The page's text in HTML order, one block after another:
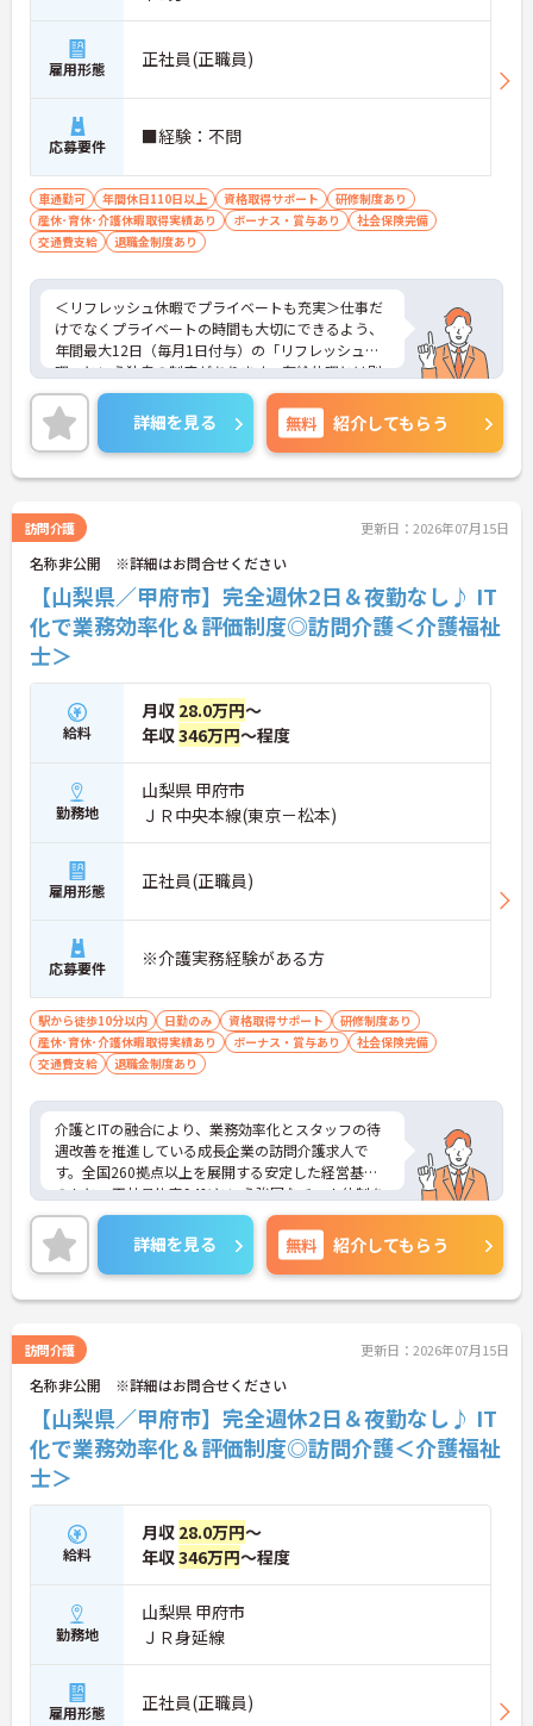
・子育てサポート企業として「くるみん認定」を取
得しており未就学児向けのこども休暇など支援体制
が万全です
・頑張りをしっかり還元する過去実績最大105万円
の賞与や配偶者・お子様への手厚い扶養手当を支給
しています
・宿泊費補助などが受けられる独自の「ツクイPLU
S」や勤続3年以上の退職金制度を完備しています
・社内規定の範囲内で髪色や髪型をはじめネイルや
けます
【有資格者のキャリアパス！手厚いチューター制度
と多彩な研修で専門性を高めます 】
・入社後1年間は専門のチューター（指導担当者）
がマンツーマンで手厚くフォローするため新しい環
境でも安心です
・資格手当の支給や公的資格取得・自己啓発支援制
度を通じて有資格者のさらなるステップアップを後
押しします
・階層別研修や所属先以外の事業所で行う交換研修
サポートしています
雇用形態 正社員(正職員)
応募要件 ■経験：不問
車通勤可 年間休日110日以上 資格取得サポート
研修制度あり
産休･育休･介護休暇取得実績あり
ボーナス・賞与あり
社会保険完備
交通費支給
退職金制度あり
＜リフレッシュ休暇でプライベートも充実＞仕事だ
けでなくプライベートの時間も大切にできるよう、
年間最大12日（毎月1日付与）の「リフレッシュ休
暇」という独自の制度があります。有給休暇とは別
に付与されるため、これらを組み合わせて連休を取
得し、旅行や趣味を楽しむスタッフも多くいます。
＜多彩なキャリアパス！あなたの挑戦を応援します
＞全国に事業を展開する大手企業の同社だからこ
そ、描けるキャリアは無限大です。管理職を目指す
目標に合わせた成長を会社がバックアップします。
資格取得支援制度や研修制度も充実しており、働き
ながらスキルアップが可能。また、希望があれば異
なるサービス種別へのキャリアチェンジにも挑戦で
きます。
詳細を見る 無料 紹介してもらう
訪問介護 更新日：2026年07月15日
名称非公開 ※詳細はお問合せください
【山梨県／甲府市】完全週休2日＆夜勤なし♪ IT
化で業務効率化＆評価制度◎訪問介護＜介護福祉
士＞
給料
月収 28.0万円～
年収346万円～程度
勤務地
山梨県 甲府市
ＪＲ中央本線(東京－松本)
雇用形態 正社員(正職員)
応募要件 ※介護実務経験がある方
駅から徒歩10分以内 日勤のみ 資格取得サポート
研修制度あり
産休･育休･介護休暇取得実績あり
ボーナス・賞与あり
社会保険完備
交通費支給
退職金制度あり
介護とITの融合により、業務効率化とスタッフの待
遇改善を推進している成長企業の訪問介護求人で
す。全国260拠点以上を展開する安定した経営基盤
のもと、正社員比率94%という強固なチーム体制を
構築しています。介護福祉士資格手当や年2回の評価
面談など、専門資格と成果が収入に直結する仕組み
が整っています。夜勤なしの完全週休2日制（曜日固
定）を採用し、日々の記録業務はスマートフォンで
完結するため、施設勤務特有の不規則なシフトや煩
定期的な面談で不安を解消できるフォロー体制もあ
り、介護福祉士としてサ責や管理者への着実なキャ
リアアップを目指す有資格者の方に推奨できる環境
です。
★おすすめPOINT★
【夜勤なし・曜日固定の休日で、身体への負担を抑
えた働き方が実現できます】
しないため、生活リズムを整えながら健康的に働き
続けることができます
により、先々の予定が立てやすくプライベートの時
間をしっかりと確保できる環境です
【専門資格を活かした収入アップと明確なキャリア
形成が期待できます】
・介護福祉士資格手当が支給されるほか、年2回の
詳細を見る 無料 紹介してもらう
訪問介護 更新日：2026年07月15日
名称非公開 ※詳細はお問合せください
【山梨県／甲府市】完全週休2日＆夜勤なし♪ IT
化で業務効率化＆評価制度◎訪問介護＜介護福祉
士＞
給料
月収 28.0万円～
年収346万円～程度
勤務地
山梨県 甲府市
ＪＲ身延線
雇用形態 正社員(正職員)